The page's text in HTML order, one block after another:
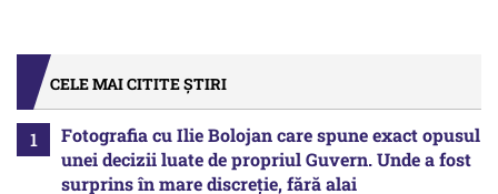
CELE MAI CITITE ȘTIRI
Fotografia cu Ilie Bolojan care spune exact opusul
unei decizii luate de propriul Guvern. Unde a fost
surprins în mare discreție, fără alai